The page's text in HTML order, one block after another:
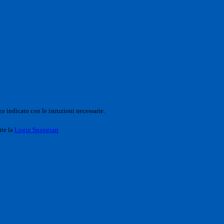
indicato con le istruzioni necessarie.
la Login Spaggiari